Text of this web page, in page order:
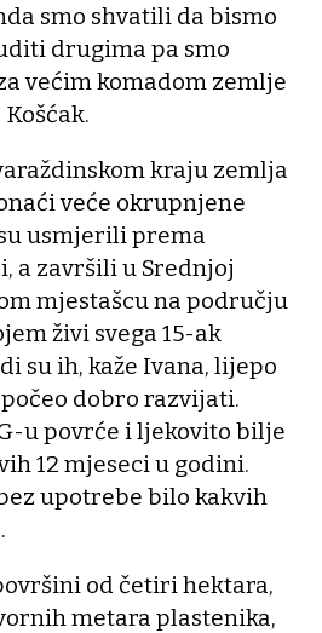
smo shvatili da bismo
drugima pa smo
većim komadom zemlje
kraju zemlja
veće okrupnjene
usmjerili prema
a završili u Srednjoj
mjestašcu na području
živi svega 15-ak
su ih, kaže Ivana, lijepo
dobro razvijati.
u povrće i ljekovito bilje
12 mjeseci u godini.
upotrebe bilo kakvih
od četiri hektara,
metara plastenika,